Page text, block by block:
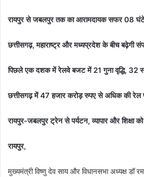
रायपुर से जबलपुर तक का आरामदायक सफर 08 घंटे
छत्तीसगढ़, महाराष्ट्र और मध्यप्रदेश के बीच बढ़ेगी
पिछले एक दशक में रेलवे बजट में 21 गुना वृद्धि, 32
छत्तीसगढ़ में 47 हजार करोड़ रुपए से अधिक की रेल
रायपुर-जबलपुर ट्रेन से पर्यटन, व्यापार और शिक्षा को
रायपुर,
मुख्यमंत्री विष्णु देव साय और विधानसभा अध्यक्ष डॉ